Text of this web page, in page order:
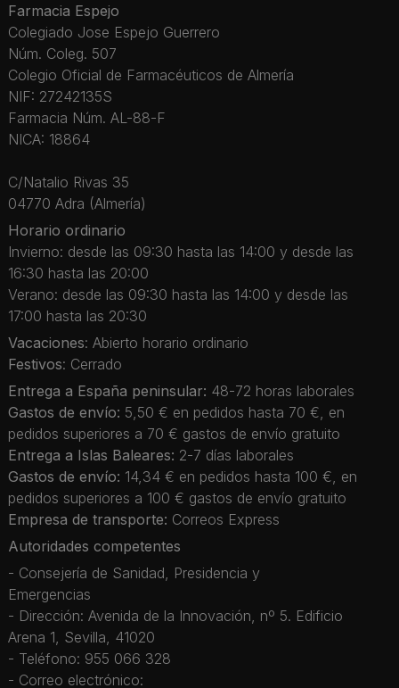
Farmacia Espejo
Colegiado Jose Espejo Guerrero
Núm. Coleg. 507
Colegio Oficial de Farmacéuticos de Almería
NIF: 27242135S
Farmacia Núm. AL-88-F
NICA: 18864
C/Natalio Rivas 35
04770 Adra (Almería)
Horario ordinario
Invierno: desde las 09:30 hasta las 14:00 y desde las
16:30 hasta las 20:00
Verano: desde las 09:30 hasta las 14:00 y desde las
17:00 hasta las 20:30
Vacaciones: Abierto horario ordinario
Festivos: Cerrado
Entrega a España peninsular: 48-72 horas laborales
Gastos de envío: 5,50 € en pedidos hasta 70 €, en
pedidos superiores a 70 € gastos de envío gratuito
Entrega a Islas Baleares: 2-7 días laborales
Gastos de envío: 14,34 € en pedidos hasta 100 €, en
pedidos superiores a 100 € gastos de envío gratuito
Empresa de transporte: Correos Express
Autoridades competentes
- Consejería de Sanidad, Presidencia y
Emergencias
- Dirección: Avenida de la Innovación, nº 5. Edificio
Arena 1, Sevilla, 41020
- Teléfono: 955 066 328
- Correo electrónico: